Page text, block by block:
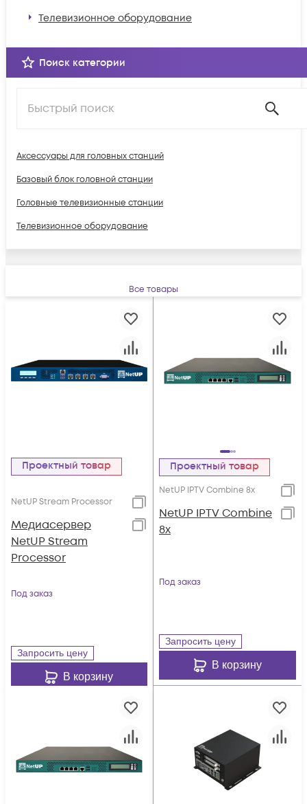
Телевизионное оборудование
Поиск категории
Аксессуары для головных станций
Базовый блок головной станции
Головные телевизионные станции
Телевизионное оборудование
Все товары
Проектный товар
NetUP Stream Processor
Медиасервер
NetUP Stream
Processor
Под заказ
Запросить цену
В корзину
Проектный товар
NetUP IPTV Combine 8x
NetUP IPTV Combine
8x
Под заказ
Запросить цену
В корзину